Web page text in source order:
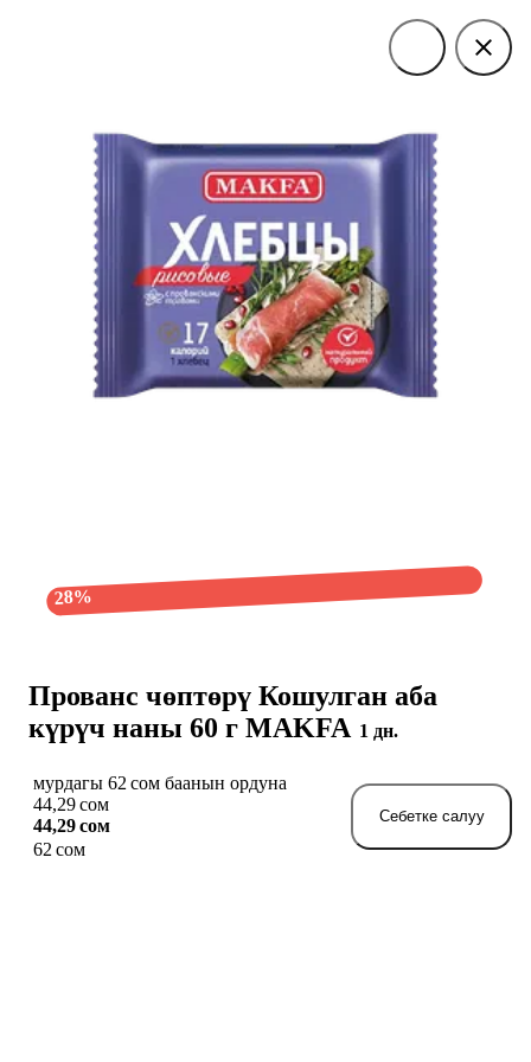
Прованс чөптөрү Кошулган аба
күрүч наны 60 г MAKFA 1 дн.
28%
мурдагы 62 сом баанын ордуна
44,29 сом
44,29 сом
62 сом
Себетке салуу